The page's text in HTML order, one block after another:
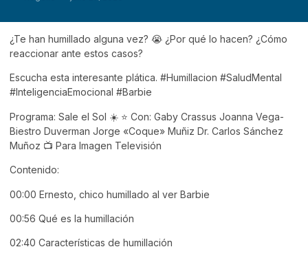
¿Te han humillado alguna vez? 😭 ¿Por qué lo hacen? ¿Cómo
reaccionar ante estos casos?
Escucha esta interesante plática. #Humillacion #SaludMental
#InteligenciaEmocional #Barbie
Programa: Sale el Sol ☀️ ⭐️ Con: Gaby Crassus Joanna Vega-
Biestro Duverman Jorge «Coque» Muñiz Dr. Carlos Sánchez
Muñoz 📺 Para Imagen Televisión
Contenido:
00:00 Ernesto, chico humillado al ver Barbie
00:56 Qué es la humillación
02:40 Características de humillación